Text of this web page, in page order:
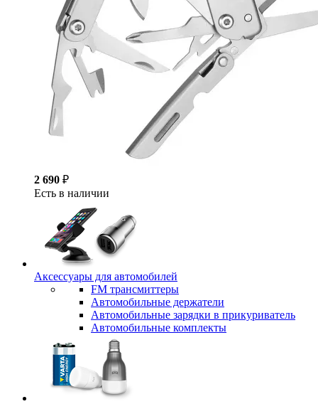
2 690 ₽
Есть в наличии
Аксессуары для автомобилей
FM трансмиттеры
Автомобильные держатели
Автомобильные зарядки в прикуриватель
Автомобильные комплекты